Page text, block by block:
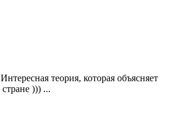
теория, которая объясняет
))) ...